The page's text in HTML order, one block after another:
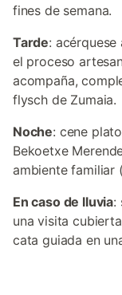
fines de semana.
Tarde:
el proceso
acompaña,
flysch de Zumaia.
Noche: cene
Bekoetxe
ambiente familiar
En caso de lluvia:
una visita
cata guiada en